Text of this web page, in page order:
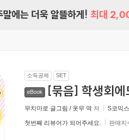
말에는 더욱 알뜰하게! 최대
소득공제 SET
eBook [묶음] 학생회에
무치마로 글그림 / 옷무 역 저 S코믹스
첫번째 리뷰어가 되어주세요. 판매지